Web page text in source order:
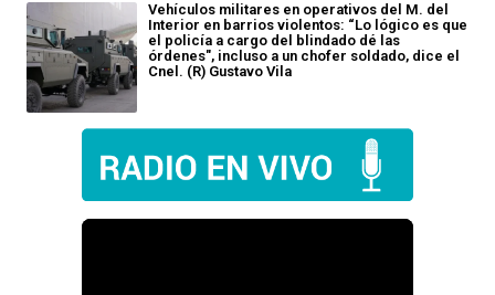
Vehículos militares en operativos del M. del
Interior en barrios violentos: “Lo lógico es que
el policía a cargo del blindado dé las
órdenes", incluso a un chofer soldado, dice el
Cnel. (R) Gustavo Vila